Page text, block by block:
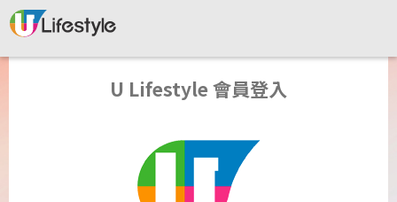
U Lifestyle 會員登入